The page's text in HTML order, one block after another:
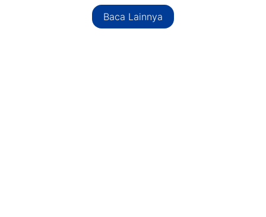
Baca Lainnya